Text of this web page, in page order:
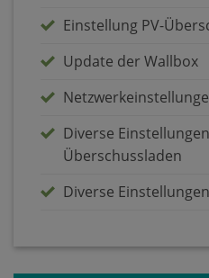
Einstellung PV-
Update der Wallbox
Diverse
Überschussladen
Diverse